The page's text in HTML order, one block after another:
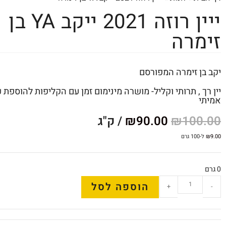
ייין רוזה 2021 ייקב YA בן
זימרה
יקב בן זימרה המפורסם
יין רך , תרותי וקליל- מושרה מינימום זמן עם הקליפות
אמיתי
₪100.00
₪90.00 / ק"ג
₪9.00 ל-100 גרם
0 גרם
-
+ הוספה לסל